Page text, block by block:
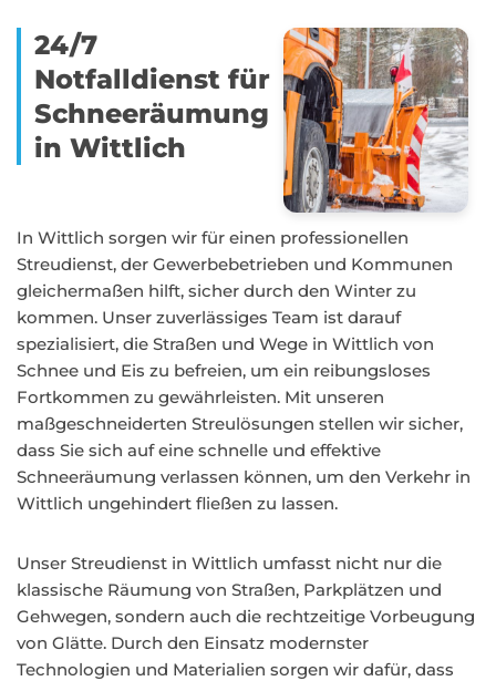
24/7
Notfalldienst für
Schneeräumung
in Wittlich
In Wittlich sorgen wir für einen professionellen
Streudienst, der Gewerbebetrieben und Kommunen
gleichermaßen hilft, sicher durch den Winter zu
kommen. Unser zuverlässiges Team ist darauf
spezialisiert, die Straßen und Wege in Wittlich von
Schnee und Eis zu befreien, um ein reibungsloses
Fortkommen zu gewährleisten. Mit unseren
maßgeschneiderten Streulösungen stellen wir sicher,
dass Sie sich auf eine schnelle und effektive
Schneeräumung verlassen können, um den Verkehr in
Wittlich ungehindert fließen zu lassen.
Unser Streudienst in Wittlich umfasst nicht nur die
klassische Räumung von Straßen, Parkplätzen und
Gehwegen, sondern auch die rechtzeitige Vorbeugung
von Glätte. Durch den Einsatz modernster
Technologien und Materialien sorgen wir dafür, dass